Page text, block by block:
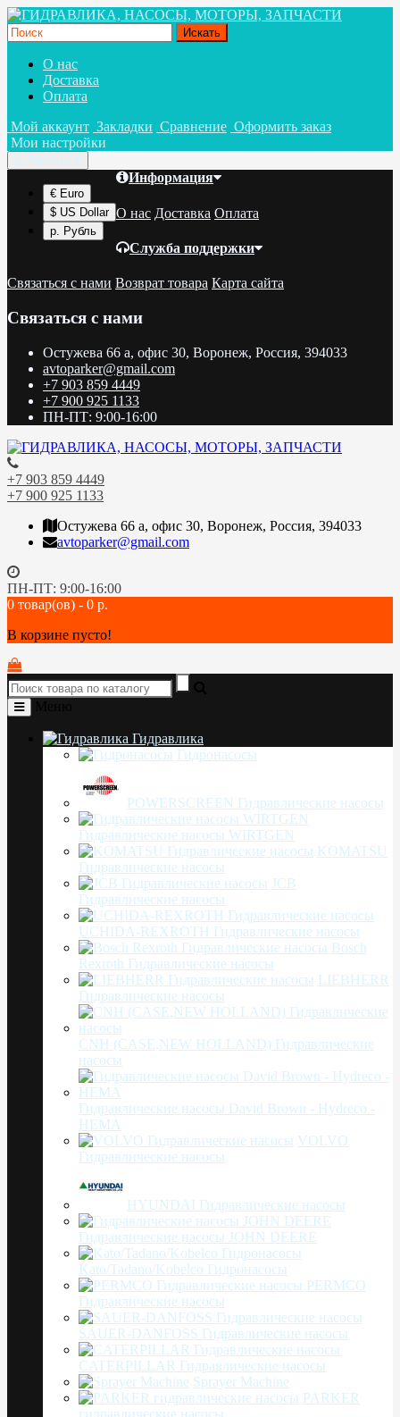
О нас
Доставка
Оплата
Мой аккаунт Закладки Сравнение Оформить заказ
Мои настройки
€ Euro
$ US Dollar
р. Рубль
Информация
О нас Доставка Оплата
Служба поддержки
Связаться с нами Возврат товара Карта сайта
Связаться с нами
Остужева 66 а, офис 30, Воронеж, Россия, 394033
avtoparker@gmail.com
+7 903 859 4449
+7 900 925 1133
ПН-ПТ: 9:00-16:00
+7 903 859 4449
+7 900 925 1133
Остужева 66 а, офис 30, Воронеж, Россия, 394033
avtoparker@gmail.com
ПН-ПТ: 9:00-16:00
0 товар(ов) - 0 р.
В корзине пусто!
Гидравлика
Гидронасосы
POWERSCREEN Гидравлические насосы
Гидравлические насосы WIRTGEN
KOMATSU
Гидравлические насосы
JCB
Гидравлические насосы
UCHIDA-REXROTH Гидравлические насосы
Bosch
Rexroth Гидравлические насосы
LIEBHERR
Гидравлические насосы
CNH (CASE,NEW HOLLAND) Гидравлические
насосы
Гидравлические насосы David Brown - Hydreco -
HEMA
VOLVO
Гидравлические насосы
HYUNDAI Гидравлические насосы
Гидравлические насосы JOHN DEERE
Kato/Tadano/Kobelco Гидронасосы
PERMCO
Гидравлические насосы
SAUER-DANFOSS Гидравлические насосы
CATERPILLAR Гидравлические насосы
Sprayer Machine
PARKER
гидравлические насосы